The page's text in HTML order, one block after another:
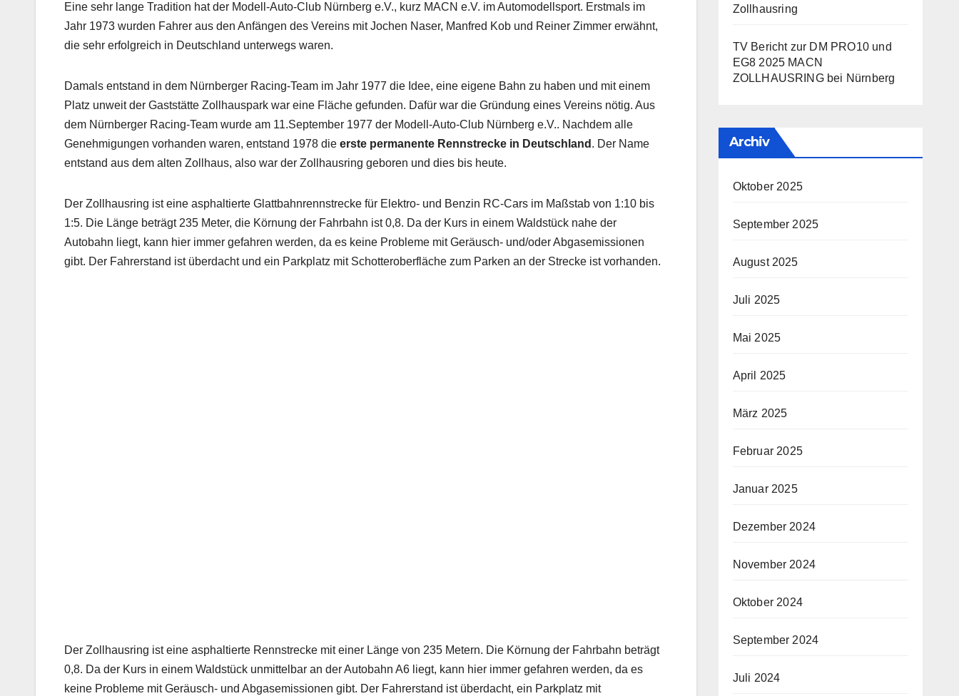
Eine sehr lange Tradition hat der Modell-Auto-Club Nürnberg e.V., kurz MACN e.V. im Automodellsport. Erstmals im
Jahr 1973 wurden Fahrer aus den Anfängen des Vereins mit Jochen Naser, Manfred Kob und Reiner Zimmer erwähnt,
die sehr erfolgreich in Deutschland unterwegs waren.
Damals entstand in dem Nürnberger Racing-Team im Jahr 1977 die Idee, eine eigene Bahn zu haben und mit einem
Platz unweit der Gaststätte Zollhauspark war eine Fläche gefunden. Dafür war die Gründung eines Vereins nötig. Aus
dem Nürnberger Racing-Team wurde am 11.September 1977 der Modell-Auto-Club Nürnberg e.V.. Nachdem alle
Genehmigungen vorhanden waren, entstand 1978 die erste permanente Rennstrecke in Deutschland . Der Name
entstand aus dem alten Zollhaus, also war der Zollhausring geboren und dies bis heute.
Der Zollhausring ist eine asphaltierte Glattbahnrennstrecke für Elektro- und Benzin RC-Cars im Maßstab von 1:10 bis
1:5. Die Länge beträgt 235 Meter, die Körnung der Fahrbahn ist 0,8. Da der Kurs in einem Waldstück nahe der
Autobahn liegt, kann hier immer gefahren werden, da es keine Probleme mit Geräusch- und/oder Abgasemissionen
gibt. Der Fahrerstand ist überdacht und ein Parkplatz mit Schotteroberfläche zum Parken an der Strecke ist vorhanden.
Der Zollhausring ist eine asphaltierte Rennstrecke mit einer Länge von 235 Metern. Die Körnung der Fahrbahn beträgt
0,8. Da der Kurs in einem Waldstück unmittelbar an der Autobahn A6 liegt, kann hier immer gefahren werden, da es
keine Probleme mit Geräusch- und Abgasemissionen gibt. Der Fahrerstand ist überdacht, ein Parkplatz mit
Zollhausring
TV Bericht zur DM PRO10 und
EG8 2025 MACN
ZOLLHAUSRING bei Nürnberg
Archiv
Oktober 2025
September 2025
August 2025
Juli 2025
Mai 2025
April 2025
März 2025
Februar 2025
Januar 2025
Dezember 2024
November 2024
Oktober 2024
September 2024
Juli 2024